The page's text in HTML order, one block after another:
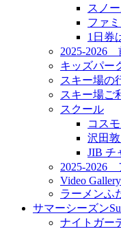
スノ
ファ
1日券
2025-2026
キッズパー
スキー場の
スキー場ご
スクール
コス
沢田
JIB チ
2025-2026
Video Gallery
ラーメン
サマーシーズン
ナイトガー